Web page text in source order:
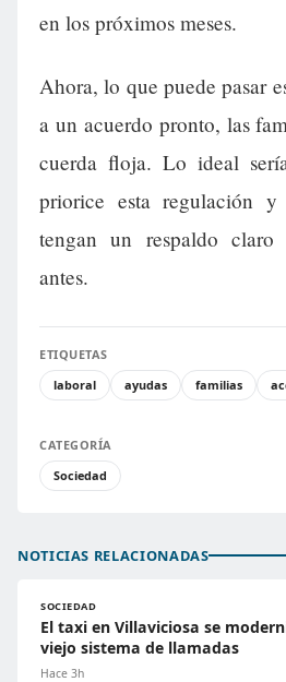
en los próximos meses.
Ahora, lo que puede pasar
a un acuerdo pronto, las
cuerda floja. Lo ideal
priorice esta regulación y
tengan un respaldo
antes.
ETIQUETAS
laboral
ayudas familias
CATEGORÍA
Sociedad
NOTICIAS RELACIONADAS
SOCIEDAD
El taxi en Villaviciosa se
viejo sistema de llamadas
Hace 3h